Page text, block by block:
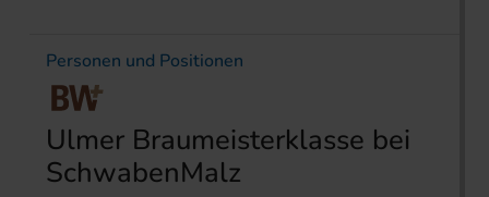
Personen und Positionen
Ulmer Braumeisterklasse bei
SchwabenMalz